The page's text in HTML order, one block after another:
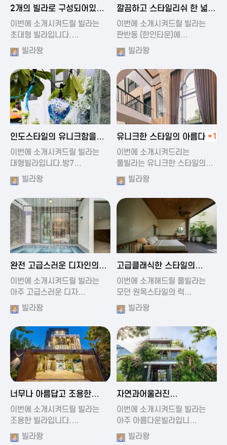
2024-11-19 00:54
2개의 빌라로 구성되어있는
대형 풀빌…
이번에 소개시켜드릴 빌라는
초대형 빌라입니다.…
빌라왕
2024-11-19 01:27
깔끔하고 스타일리쉬 한 넓은
풀빌라
이번에 소개시켜드릴 빌라는
판반동 (한인타운)에…
빌라왕
2024-11-19 01:35
인도스타일의 유니크함을
가진 풀빌라
이번에 소개시켜드릴 빌라는
대형빌라입니다.방7…
빌라왕
2024-11-19 00:45
유니크한 스타일의 아름다운
풀빌라
+1
이번에 소개시켜드리는
풀빌라는 유니크한 스타일의…
빌라왕
2024-11-19 01:13
완전 고급스러운 디자인의
빌라
이번에 소개시켜드릴 빌라는
아주 고급스러운 디자…
빌라왕
2024-11-19 00:37
고급클래식한 스타일의
럭셔리 풀빌라
이번에 소개해드릴 풀빌라는
모던 원목스타일의 럭…
빌라왕
2024-11-19 01:47
너무나 아름답고 조용한
풀빌라
이번에 소개시켜드릴 빌라는
조용한 빌라입니다.…
빌라왕
2024-11-19 01:17
자연과어울러진
아름다운풀빌라
이번에 소개시켜드릴 빌라는
아주 아름다운빌라입니…
빌라왕